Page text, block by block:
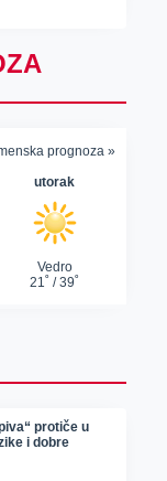
protiče u
i dobre